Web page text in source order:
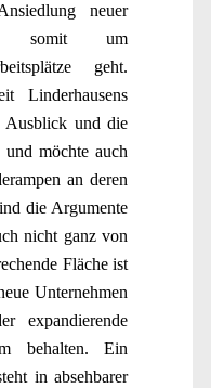
neuer
somit um
geht.
Linderhausens
Ausblick und die
möchte auch
an deren
die Argumente
nicht ganz von
Fläche ist
Unternehmen
expandierende
behalten. Ein
in absehbarer